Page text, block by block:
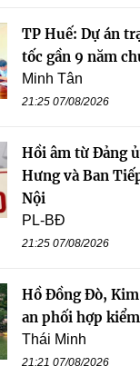
TP Huế: Dự án
tốc gần 9 năm
Minh Tân
21:25 07/08/2026
Hồi âm từ Đảng
Hưng và Ban
Nội
PL-BĐ
21:25 07/08/2026
Hồ Đồng Đò,
an phối hợp
Thái Minh
21:21 07/08/2026